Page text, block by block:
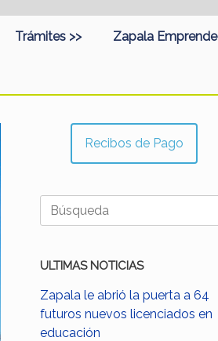
Trámites >> Zapala Emprende
Recibos de Pago
Buscar:
ULTIMAS NOTICIAS
Zapala le abrió la puerta a 64
futuros nuevos licenciados en
educación